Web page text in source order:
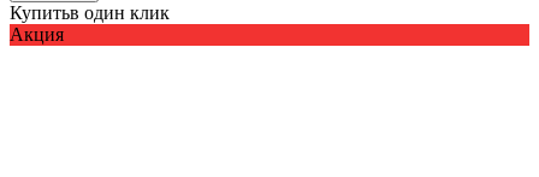
Купитьв один клик
Акция